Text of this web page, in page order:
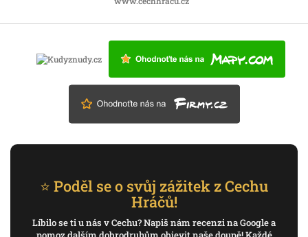
⭐ Poděl se o svůj zážitek z Cechu
Hráčů!
Líbilo se ti u nás v Cechu? Napiš nám recenzi na Google a